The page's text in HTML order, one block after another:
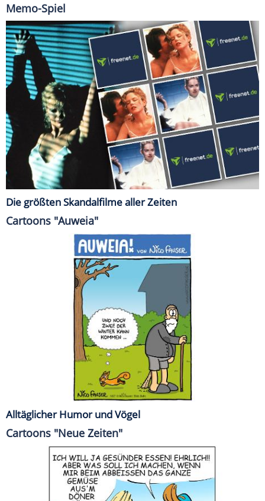
Memo-Spiel
Die größten Skandalfilme aller Zeiten
Cartoons "Auweia"
Alltäglicher Humor und Vögel
Cartoons "Neue Zeiten"